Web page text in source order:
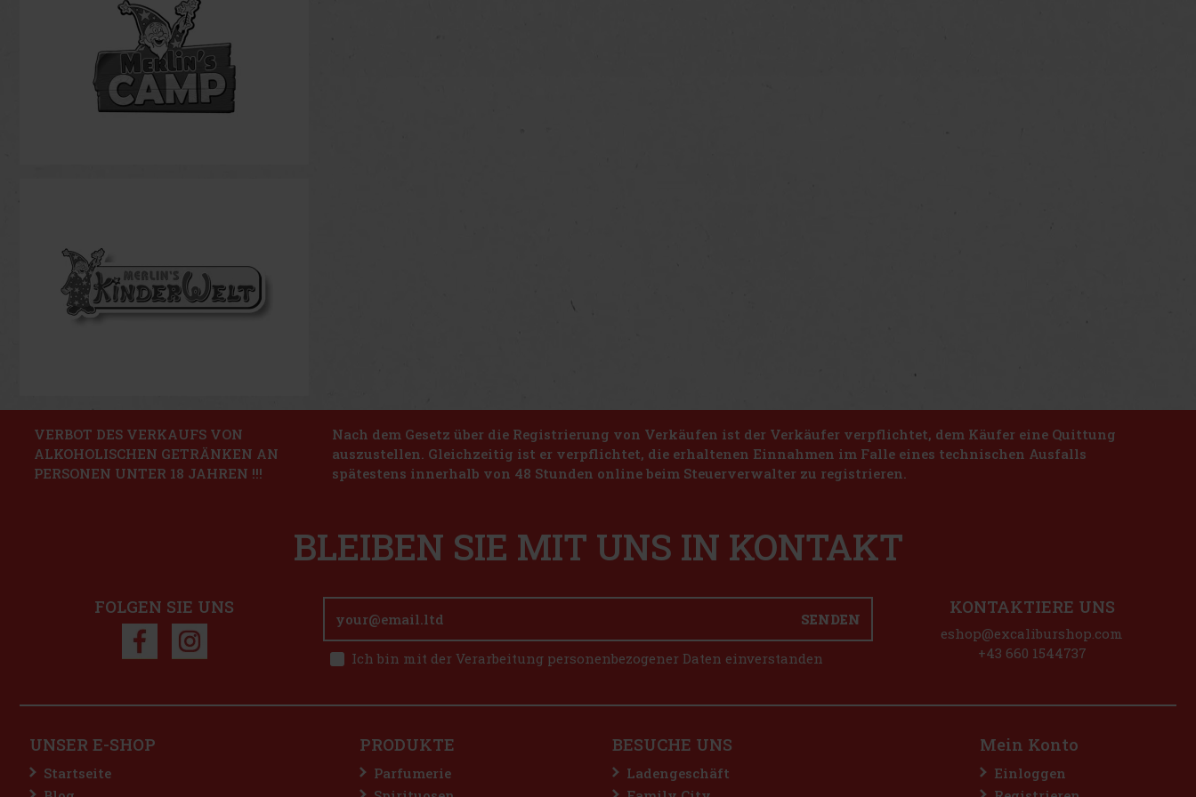
VERBOT DES VERKAUFS VON
ALKOHOLISCHEN GETRÄNKEN AN
PERSONEN UNTER 18 JAHREN !!!
Nach dem Gesetz über die Registrierung von Verkäufen ist der Verkäufer verpflichtet, dem Käufer eine Quittung
auszustellen. Gleichzeitig ist er verpflichtet, die erhaltenen Einnahmen im Falle eines technischen Ausfalls
spätestens innerhalb von 48 Stunden online beim Steuerverwalter zu registrieren.
BLEIBEN SIE MIT UNS IN KONTAKT
FOLGEN SIE UNS
SENDEN
Ich bin mit der Verarbeitung personenbezogener Daten einverstanden
KONTAKTIERE UNS
eshop@excaliburshop.com
+43 660 1544737
UNSER E-SHOP
Startseite
PRODUKTE
Parfumerie
BESUCHE UNS
Ladengeschäft
Mein Konto
Einloggen